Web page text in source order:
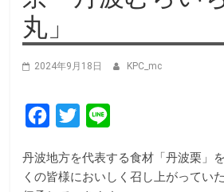
丸」
2024年9月18日 KPC_mc
c
e
T
i
t
n
e
丹波地方を代表する食材「丹波栗」
くの皆様においしく召し上がってい